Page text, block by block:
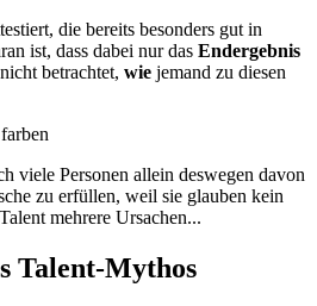
die bereits besonders gut in
ist, dass dabei nur das Endergebnis
betrachtet, wie jemand zu diesen
viele Personen allein deswegen davon
zu erfüllen, weil sie glauben kein
mehrere Ursachen...
Talent-Mythos